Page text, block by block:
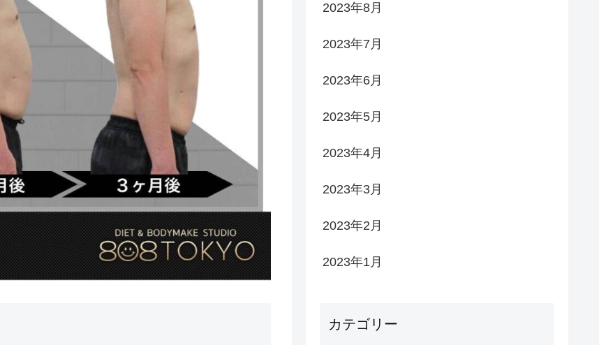
2023年8月
2023年7月
2023年6月
2023年5月
2023年4月
2023年3月
2023年2月
2023年1月
カテゴリー